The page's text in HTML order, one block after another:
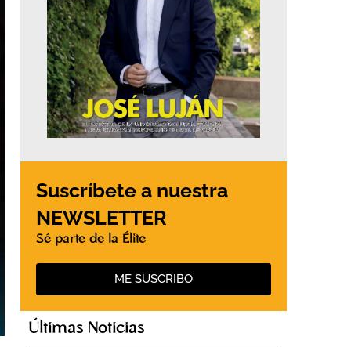
Suscríbete a nuestra
NEWSLETTER
Sé parte de la Élite
ME SUSCRIBO
Últimas Noticias